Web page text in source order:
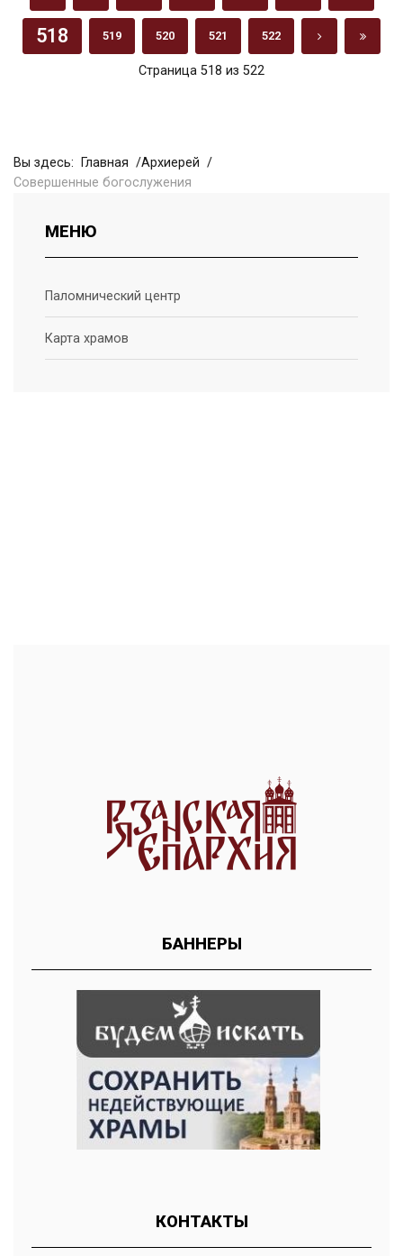
Страница 518 из 522
518 519 520 521 522
Вы здесь: Главная
Архиерей
Совершенные богослужения
МЕНЮ
Паломнический центр
Карта храмов
БАННЕРЫ
КОНТАКТЫ